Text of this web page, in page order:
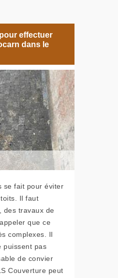
effectuer
dans le
se fait pour éviter
Il faut
des travaux de
que ce
complexes. Il
puissent pas
de convier
Couverture peut